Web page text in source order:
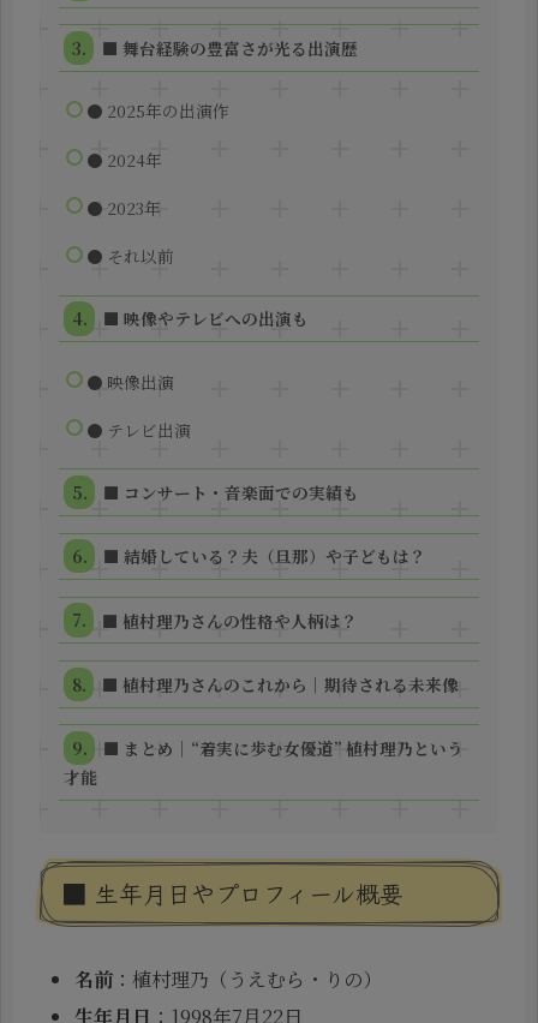
■ 舞台経験の豊富さが光る出演歴
● 2025年の出演作
● 2024年
● 2023年
● それ以前
■ 映像やテレビへの出演も
● 映像出演
● テレビ出演
■ コンサート・音楽面での実績も
■ 結婚している？夫（旦那）や子どもは？
■ 植村理乃さんの性格や人柄は？
■ 植村理乃さんのこれから｜期待される未来像
■ まとめ｜“着実に歩む女優道” 植村理乃という
才能
■ 生年月日やプロフィール概要
名前 ：植村理乃（うえむら・りの）
生年月日 ：1998年7月22日